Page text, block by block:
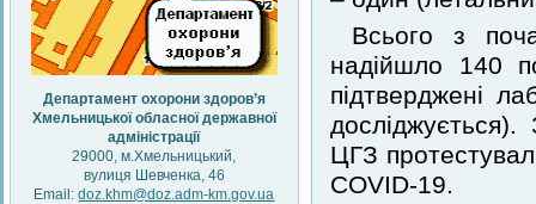
Департамент охорони здоров’я
Хмельницької обласної державної
адміністрації
29000, м.Хмельницький,
вулиця Шевченка, 46
Email:doz.khm@doz.adm-km.gov.ua
Всього з
надійшло 140
підтверджені
ЦГЗ
COVID-19.